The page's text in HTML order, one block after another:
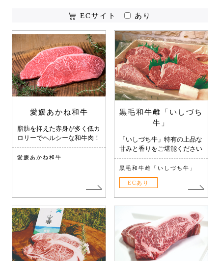
ECサイト あり
愛媛あかね和牛
脂肪を抑えた赤身が多く低カ
ロリーでヘルシーな和牛肉！
愛媛あかね和牛
黒毛和牛雌「いしづち
牛」
「いしづち牛」特有の上品な
甘みと香りをご堪能ください
黒毛和牛雌「いしづち牛」
ECあり